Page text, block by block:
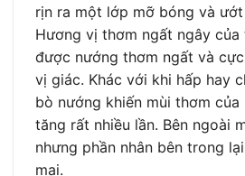
rịn ra một lớp mỡ bóng và
Hương vị thơm ngất ngây
được nướng thơm ngất và
vị giác. Khác với khi hấp hay
bò nướng khiến mùi thơm
tăng rất nhiều lần. Bên ngoài
nhưng phần nhân bên trong
mại.